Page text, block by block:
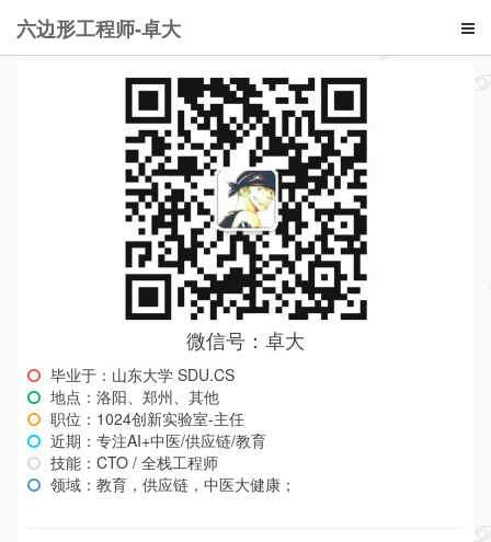
六边形工程师-卓大
微信号：卓大
毕业于：山东大学 SDU.CS
地点：洛阳、郑州、其他
职位：1024创新实验室-主任
近期：专注AI+中医/供应链/教育
技能：CTO / 全栈工程师
领域：教育，供应链，中医大健康；